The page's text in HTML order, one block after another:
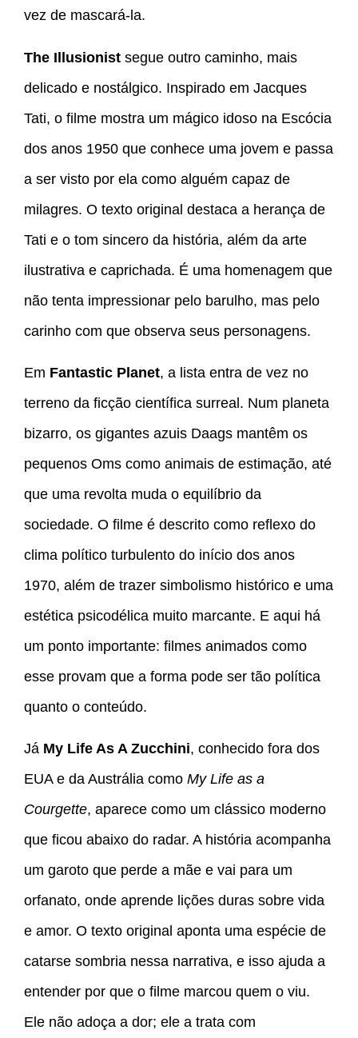
vez de mascará-la.
The Illusionist segue outro caminho, mais
delicado e nostálgico. Inspirado em Jacques
Tati, o filme mostra um mágico idoso na Escócia
dos anos 1950 que conhece uma jovem e passa
a ser visto por ela como alguém capaz de
milagres. O texto original destaca a herança de
Tati e o tom sincero da história, além da arte
ilustrativa e caprichada. É uma homenagem que
não tenta impressionar pelo barulho, mas pelo
carinho com que observa seus personagens.
Em Fantastic Planet, a lista entra de vez no
terreno da ficção científica surreal. Num planeta
bizarro, os gigantes azuis Daags mantêm os
pequenos Oms como animais de estimação, até
que uma revolta muda o equilíbrio da
sociedade. O filme é descrito como reflexo do
clima político turbulento do início dos anos
1970, além de trazer simbolismo histórico e uma
estética psicodélica muito marcante. E aqui há
um ponto importante: filmes animados como
esse provam que a forma pode ser tão política
quanto o conteúdo.
Já My Life As A Zucchini, conhecido fora dos
EUA e da Austrália como My Life as a
Courgette, aparece como um clássico moderno
que ficou abaixo do radar. A história acompanha
um garoto que perde a mãe e vai para um
orfanato, onde aprende lições duras sobre vida
e amor. O texto original aponta uma espécie de
catarse sombria nessa narrativa, e isso ajuda a
entender por que o filme marcou quem o viu.
Ele não adoça a dor; ele a trata com